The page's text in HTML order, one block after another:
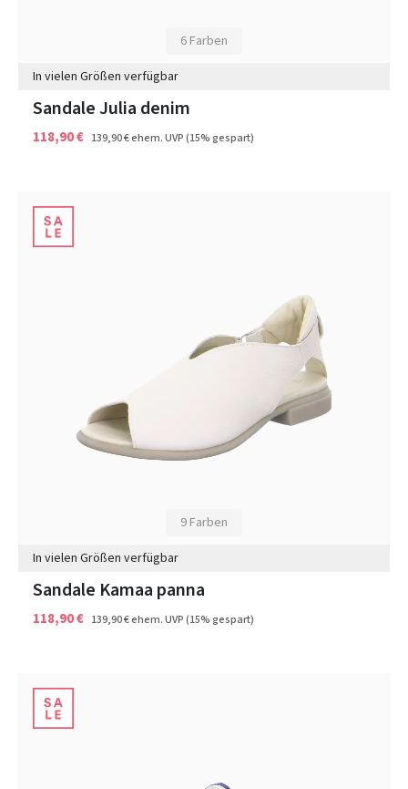
6 Farben
In vielen Größen verfügbar
Sandale Julia denim
118,90 € 139,90 €ehem. UVP(15% gespart)
9 Farben
In vielen Größen verfügbar
Sandale Kamaa panna
118,90 € 139,90 €ehem. UVP(15% gespart)